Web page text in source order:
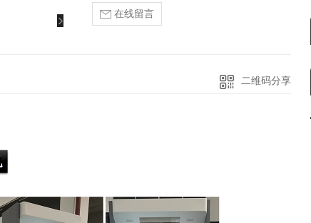
在线留言
二维码分享